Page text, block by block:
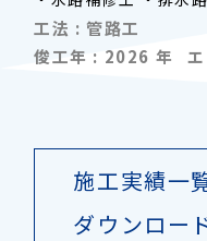
工法 : 管路工
俊工年 : 2026 年
施工実績一
ダウンロー